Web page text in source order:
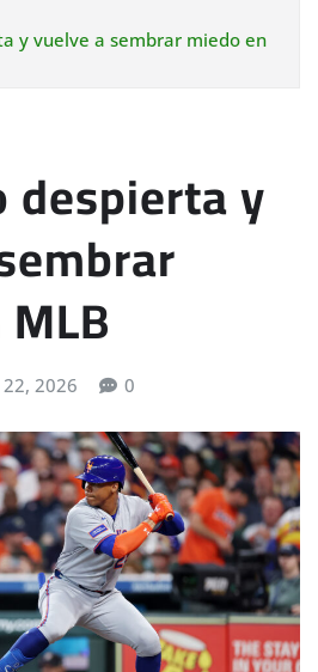
y vuelve a sembrar miedo en
despierta y
2026 0